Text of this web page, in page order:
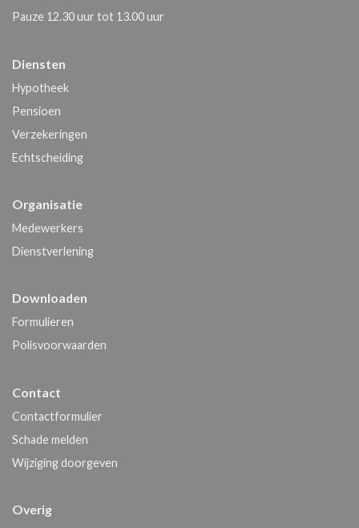
Pauze 12.30 uur tot 13.00 uur
Diensten
Hypotheek
Pensioen
Verzekeringen
Echtscheiding
Organisatie
Medewerkers
Dienstverlening
Downloaden
Formulieren
Polisvoorwaarden
Contact
Contactformulier
Schade melden
Wijziging doorgeven
Overig